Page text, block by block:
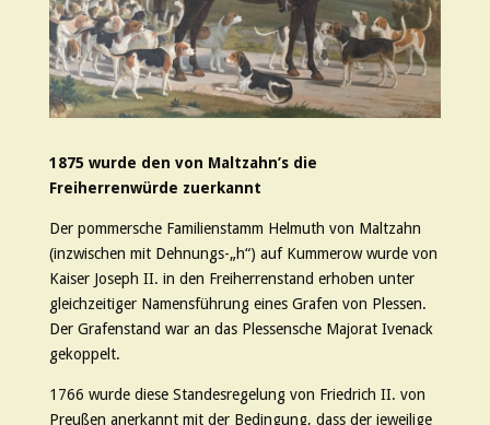
1875 wurde den von Maltzahn’s die
Freiherrenwürde zuerkannt
Der pommersche Familienstamm Helmuth von Maltzahn
(inzwischen mit Dehnungs-„h“) auf Kummerow wurde von
Kaiser Joseph II. in den Freiherrenstand erhoben unter
gleichzeitiger Namensführung eines Grafen von Plessen.
Der Grafenstand war an das Plessensche Majorat Ivenack
gekoppelt.
1766 wurde diese Standesregelung von Friedrich II. von
Preußen anerkannt mit der Bedingung, dass der jeweilige